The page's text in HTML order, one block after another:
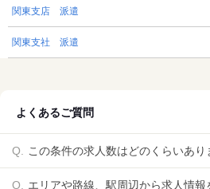
関東支店 派遣
関東支社 派遣
よくあるご質問
この条件の求人数はどのくらいあり
エリアや路線、駅周辺から求人情